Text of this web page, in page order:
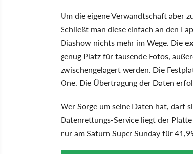
Um die eigene Verwandtschaft aber
Schließt man diese einfach an den
Diashow nichts mehr im Wege. Die
genug Platz für tausende Fotos,
zwischengelagert werden. Die
One. Die Übertragung der Daten
Wer Sorge um seine Daten hat, darf
Datenrettungs-Service liegt der
nur am Saturn Super Sunday für